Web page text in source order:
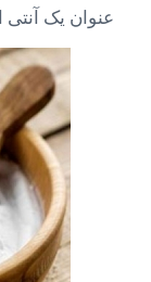
عنوان یک آنتی